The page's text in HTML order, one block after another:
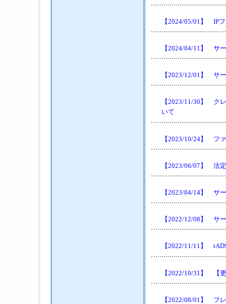
【2024/05/01】 IP
【2024/04/11】 サ
【2023/12/01】 サ
【2023/11/30】 ク
いて
【2023/10/24】 フ
【2023/06/07】 法
【2023/04/14】 サ
【2022/12/08】 サ
【2022/11/11】
【2022/10/31】 【
【2022/08/01】 フ